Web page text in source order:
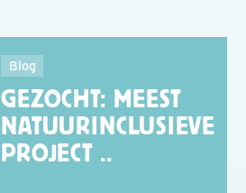
Blog
GEZOCHT: MEEST
NATUURINCLUSIEVE
PROJECT ..